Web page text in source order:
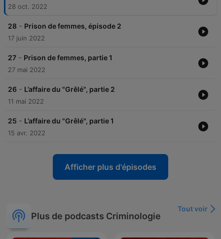
28 oct. 2022
28 - Prison de femmes, épisode 2
17 juin 2022
27 - Prison de femmes, partie 1
27 mai 2022
26 - L’affaire du "Grêlé", partie 2
11 mai 2022
25 - L’affaire du "Grêlé", partie 1
15 avr. 2022
Afficher plus d'épisodes
Plus de podcasts Criminologie
Tout voir